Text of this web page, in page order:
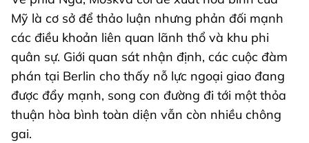
Mỹ là cơ sở để thảo luận nhưng phản đối mạnh
các điều khoản liên quan lãnh thổ và khu phi
quân sự. Giới quan sát nhận định, các cuộc đàm
phán tại Berlin cho thấy nỗ lực ngoại giao đang
được đẩy mạnh, song con đường đi tới một thỏa
thuận hòa bình toàn diện vẫn còn nhiều chông
gai.